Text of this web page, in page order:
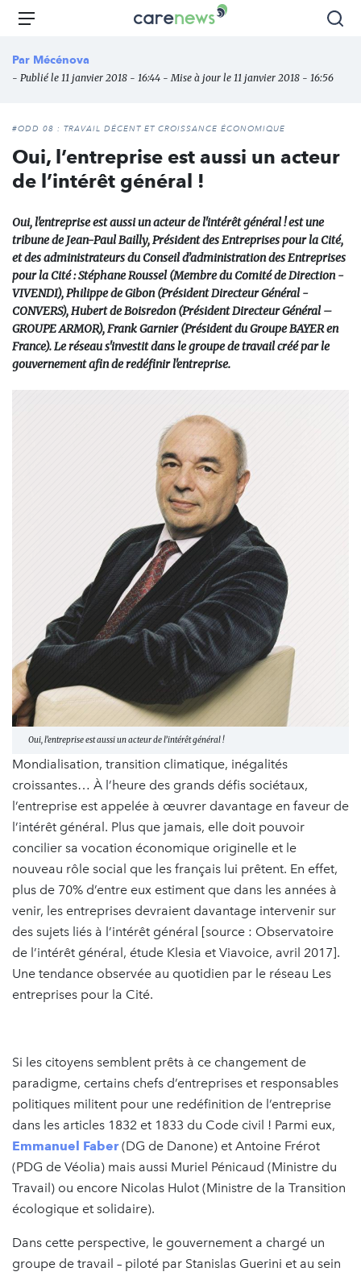
Aller
principal
Carenews,
des
l'engagement
Menu
Par Mécénova
- Publié le 11 janvier 2018 - 16:44 - Mise à jour le 11 janvier 2018 - 16:56
#ODD 08 : TRAVAIL DÉCENT ET CROISSANCE ÉCONOMIQUE
Oui, l’entreprise est aussi un acteur
de l’intérêt général !
Oui, l'entreprise est aussi un acteur de l'intérêt général ! est une
tribune de Jean-Paul Bailly, Président des Entreprises pour la Cité,
et des administrateurs du Conseil d’administration des Entreprises
pour la Cité : Stéphane Roussel (Membre du Comité de Direction -
VIVENDI), Philippe de Gibon (Président Directeur Général -
CONVERS), Hubert de Boisredon (Président Directeur Général –
GROUPE ARMOR), Frank Garnier (Président du Groupe BAYER en
France). Le réseau s'investit dans le groupe de travail créé par le
gouvernement afin de redéfinir l'entreprise.
Oui, l’entreprise est aussi un acteur de l’intérêt général !
Mondialisation, transition climatique, inégalités
croissantes… À l’heure des grands défis sociétaux,
l’entreprise est appelée à œuvrer davantage en faveur de
l’intérêt général. Plus que jamais, elle doit pouvoir
concilier sa vocation économique originelle et le
nouveau rôle social que les français lui prêtent. En effet,
plus de 70% d’entre eux estiment que dans les années à
venir, les entreprises devraient davantage intervenir sur
des sujets liés à l’intérêt général [source : Observatoire
de l’intérêt général, étude Klesia et Viavoice, avril 2017].
Une tendance observée au quotidien par le réseau Les
entreprises pour la Cité.
Si les citoyens semblent prêts à ce changement de
paradigme, certains chefs d’entreprises et responsables
politiques militent pour une redéfinition de l’entreprise
dans les articles 1832 et 1833 du Code civil ! Parmi eux,
Emmanuel Faber(DG de Danone) et Antoine Frérot
(PDG de Véolia) mais aussi Muriel Pénicaud (Ministre du
Travail) ou encore Nicolas Hulot (Ministre de la Transition
écologique et solidaire).
Dans cette perspective, le gouvernement a chargé un
groupe de travail – piloté par Stanislas Guerini et au sein